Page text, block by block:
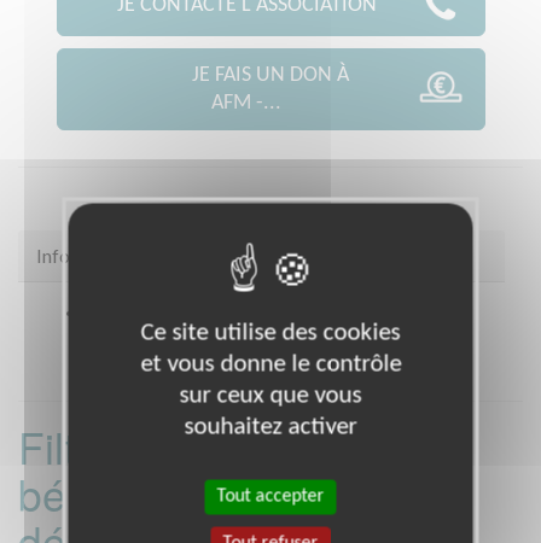
JE CONTACTE L'ASSOCIATION
JE FAIS UN DON À
AFM -...
Infos pratiques
Filtrer les missions
bénévoles par
Ce site utilise des cookies
et vous donne le contrôle
sur ceux que vous
souhaitez activer
Tout accepter